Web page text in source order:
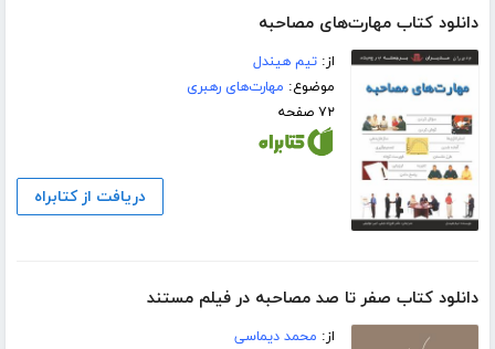
دانلود کتاب مهارت‌های مصاحبه
از:تیم هیندل
موضوع: مهارت‌های رهبری
۷۲ صفحه
دریافت از کتابراه
دانلود کتاب صفر تا صد مصاحبه در فیلم مستند
از: محمد دیماسی